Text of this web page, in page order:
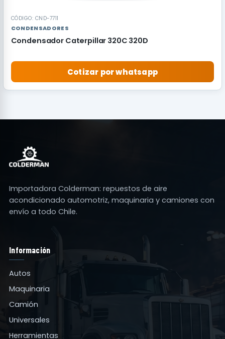
CÓDIGO: CND-7711
CONDENSADORES
Condensador Caterpillar 320C 320D
Cotizar por whatsapp
Importadora Colderman: repuestos de aire
acondicionado automotriz, maquinaria y camiones con
envío a todo Chile.
Información
Autos
Maquinaria
Camión
Universales
Herramientas